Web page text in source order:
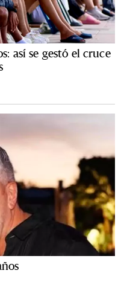
así se gestó el cruce